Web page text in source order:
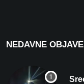
NEDAVNE OBJAVE